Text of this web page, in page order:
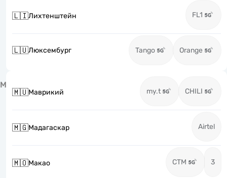
🇱🇮Лихтенштейн FL1
🇱🇺Люксембург Tango Orange
М
🇲🇺Маврикий my.t CHILI
🇲🇬Мадагаскар Airtel
🇲🇴Макао CTM 3